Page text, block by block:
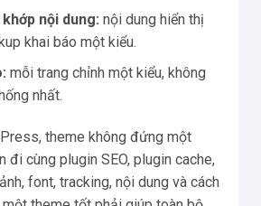
nội dung: nội dung hiển thị
khai báo một kiểu.
mỗi trang chỉnh một kiểu, không
nhất.
theme không đứng một
đi cùng plugin SEO, plugin cache,
font, tracking, nội dung và cách